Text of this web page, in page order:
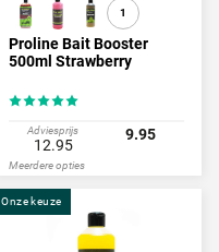
1
Proline Bait Booster
500ml Strawberry
Adviesprijs
12.95
9.95
Meerdere opties
Onze keuze